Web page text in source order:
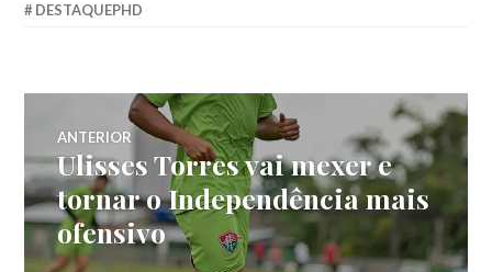
DESTAQUEPHD
ANTERIOR
Ulisses Torres vai mexer e
tornar o Independência mais
ofensivo